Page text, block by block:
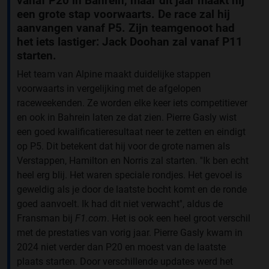
een grote stap voorwaarts. De race zal hij
aanvangen vanaf P5. Zijn teamgenoot had
het iets lastiger: Jack Doohan zal vanaf P11
starten.
Het team van Alpine maakt duidelijke stappen
voorwaarts in vergelijking met de afgelopen
raceweekenden. Ze worden elke keer iets competitiever
en ook in Bahrein laten ze dat zien. Pierre Gasly wist
een goed kwalificatieresultaat neer te zetten en eindigt
op P5. Dit betekent dat hij voor de grote namen als
Verstappen, Hamilton en Norris zal starten. ''Ik ben echt
heel erg blij. Het waren speciale rondjes. Het gevoel is
geweldig als je door de laatste bocht komt en de ronde
goed aanvoelt. Ik had dit niet verwacht'', aldus de
Fransman bij F1.com
. Het is ook een heel groot verschil
met de prestaties van vorig jaar. Pierre Gasly kwam in
2024 niet verder dan P20 en moest van de laatste
plaats starten. Door verschillende updates werd het